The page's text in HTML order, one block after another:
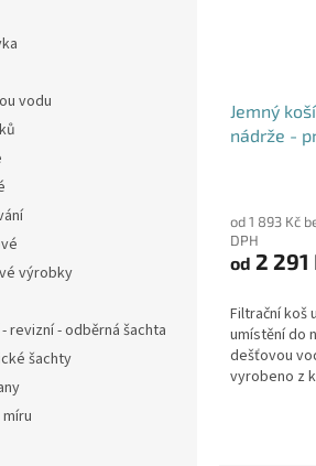
vodu
výrobky
revizní - odběrná šachta
šachty
Jemný
nádrže -
produktu
je
4,6
5
hvězdiček.
od 1 893 Kč
DPH
od 2 291
Filtrační koš
umístění do
dešťovou
vyrobeno z